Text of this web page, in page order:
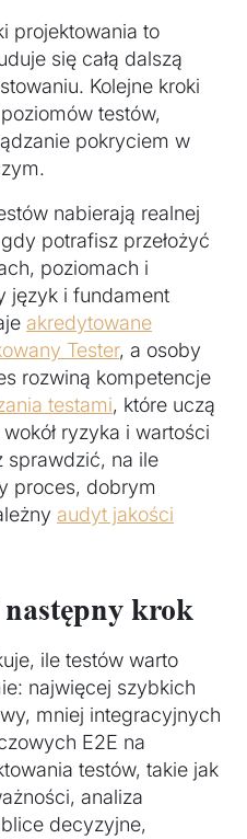
projektowania to
się całą dalszą
Kolejne kroki
testów,
pokryciem w
nabierają realnej
potrafisz przełożyć
poziomach i
język i fundament
akredytowane
Tester, a osoby
rozwiną kompetencje
testami, które uczą
ryzyka i wartości
sprawdzić, na ile
proces, dobrym
audyt jakości
krok
ile testów warto
najwięcej szybkich
mniej integracyjnych
E2E na
testów, takie jak
analiza
decyzyjne,